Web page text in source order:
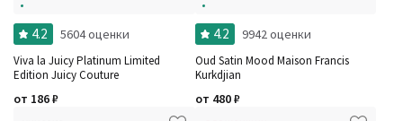
4.2 5604 оценки
Viva la Juicy Platinum Limited
Edition Juicy Couture
от 186₽
4.2 9942 оценки
Oud Satin Mood Maison Francis
Kurkdjian
от 480₽